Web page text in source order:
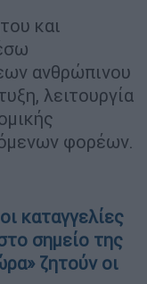
και
ανθρώπινου
λειτουργία
φορέων.
καταγγελίες
σημείο της
ζητούν οι